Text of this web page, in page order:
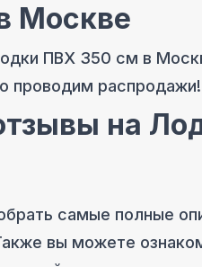
Москве
ПВХ 350 см в
проводим распродажи!
на
самые полные
вы можете